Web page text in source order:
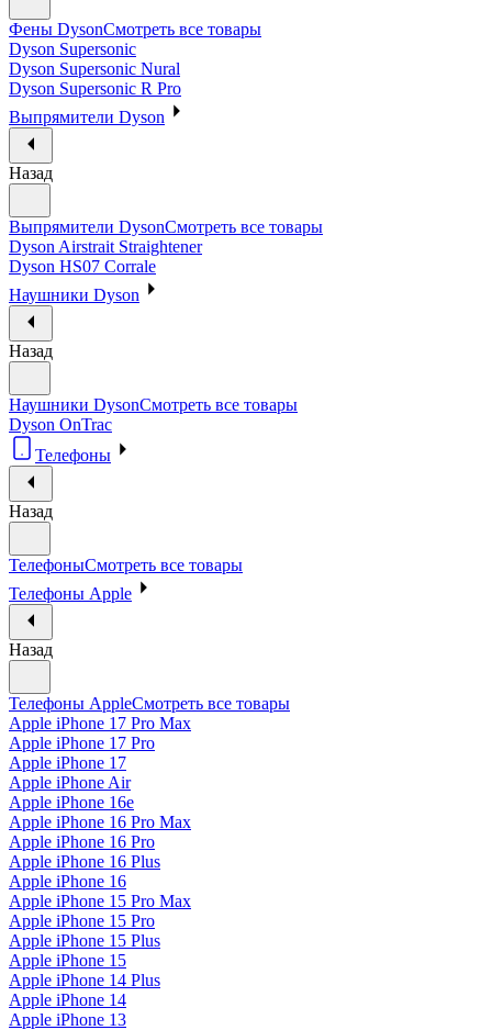
Фены DysonСмотреть все товары
Dyson Supersonic
Dyson Supersonic Nural
Dyson Supersonic R Pro
Выпрямители Dyson
Назад
Выпрямители DysonСмотреть все товары
Dyson Airstrait Straightener
Dyson HS07 Corrale
Наушники Dyson
Назад
Наушники DysonСмотреть все товары
Dyson OnTrac
Телефоны
Назад
ТелефоныСмотреть все товары
Телефоны Apple
Назад
Телефоны AppleСмотреть все товары
Apple iPhone 17 Pro Max
Apple iPhone 17 Pro
Apple iPhone 17
Apple iPhone Air
Apple iPhone 16e
Apple iPhone 16 Pro Max
Apple iPhone 16 Pro
Apple iPhone 16 Plus
Apple iPhone 16
Apple iPhone 15 Pro Max
Apple iPhone 15 Pro
Apple iPhone 15 Plus
Apple iPhone 15
Apple iPhone 14 Plus
Apple iPhone 14
Apple iPhone 13